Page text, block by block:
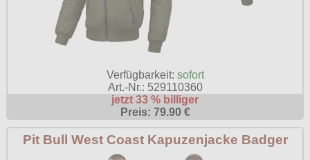
Verfügbarkeit: sofort
Art.-Nr.: 529110360
jetzt 33 % billiger
Preis: 79.90 €
Pit Bull West Coast Kapuzenjacke Badger